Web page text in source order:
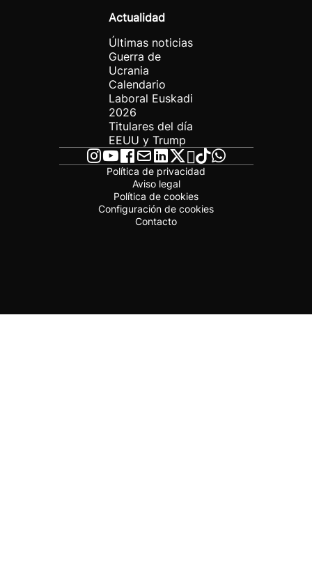
Actualidad
Últimas noticias
Guerra de
Ucrania
Calendario
Laboral Euskadi
2026
Titulares del día
EEUU y Trump
Política de privacidad
Aviso legal
Política de cookies
Configuración de cookies
Contacto